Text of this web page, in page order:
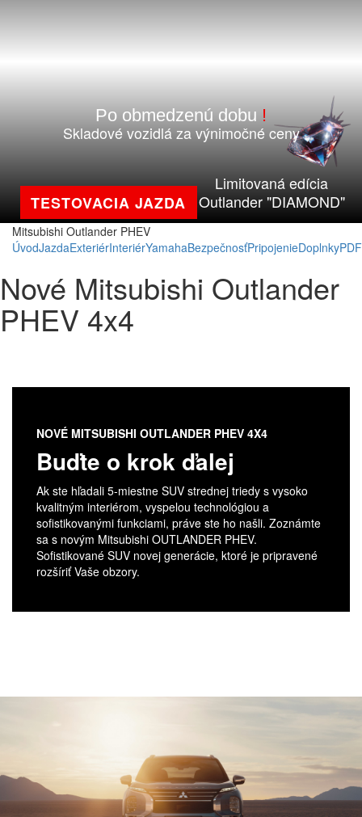
Po obmedzenú dobu !
Skladové vozidlá za výnimočné ceny
Limitovaná edícia
Outlander "DIAMOND"
TESTOVACIA JAZDA
Mitsubishi Outlander PHEV
ÚvodJazdaExteriérInteriérYamahaBezpečnosťPripojenieDoplnkyPDF
Nové Mitsubishi Outlander
PHEV 4x4
NOVÉ MITSUBISHI OUTLANDER PHEV 4X4
Buďte o krok ďalej
Ak ste hľadali 5-miestne SUV strednej triedy s vysoko
kvalitným interiérom, vyspelou technológiou a
sofistikovanými funkciami, práve ste ho našli. Zoznámte
sa s novým Mitsubishi OUTLANDER PHEV.
Sofistikované SUV novej generácie, ktoré je pripravené
rozšíriť Vaše obzory.